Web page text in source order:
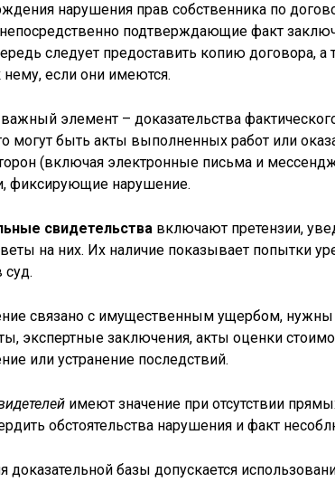
нарушения прав собственника по
подтверждающие факт
следует предоставить копию договора,
если они имеются.
элемент – доказательства
могут быть акты выполненных работ или
(включая электронные письма и
фиксирующие нарушение.
свидетельства включают претензии,
на них. Их наличие показывает попытки
суд.
связано с имущественным ущербом,
экспертные заключения, акты оценки
или устранение последствий.
имеют значение при отсутствии
обстоятельства нарушения и факт
доказательной базы допускается